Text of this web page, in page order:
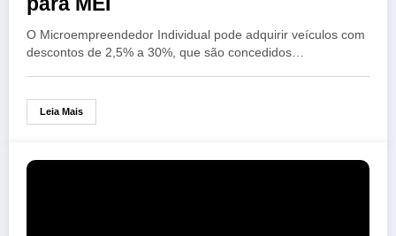
O Microempreendedor Individual pode adquirir veículos com
descontos de 2,5% a 30%, que são concedidos…
Leia Mais